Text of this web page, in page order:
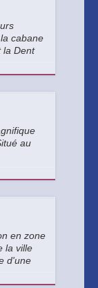
cabane
la Dent
au
en zone
la ville
d'une